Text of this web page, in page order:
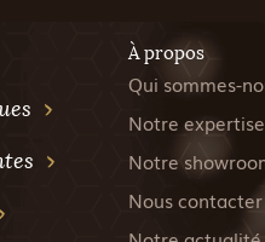
À propos
Qui sommes-
Notre expertise
Notre
Nous contacter